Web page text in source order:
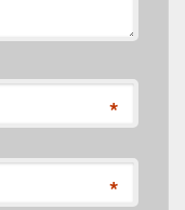
*
*